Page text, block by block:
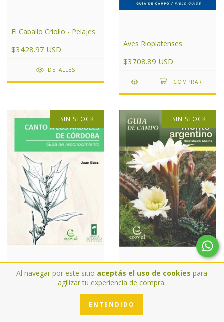
Al navegar por este sitio aceptás el uso de cookies para
agilizar tu experiencia de compra.
ENTENDIDO
El Caballo Criollo - Pelajes
$3428.97 USD
DETALLES
Aves Rioplatenses
$3708.89 USD
SIN STOCK
Canto a los Árboles de
Córdoba
SIN STOCK
Plantas del monte
Argentino